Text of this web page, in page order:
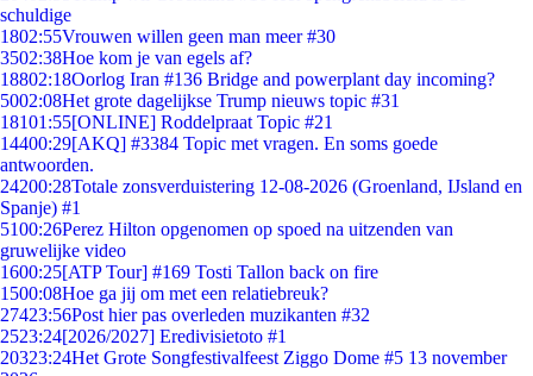
schuldige
1802:55Vrouwen willen geen man meer #30
3502:38Hoe kom je van egels af?
18802:18Oorlog Iran #136 Bridge and powerplant day incoming?
5002:08Het grote dagelijkse Trump nieuws topic #31
18101:55[ONLINE] Roddelpraat Topic #21
14400:29[AKQ] #3384 Topic met vragen. En soms goede
antwoorden.
24200:28Totale zonsverduistering 12-08-2026 (Groenland, IJsland en
Spanje) #1
5100:26Perez Hilton opgenomen op spoed na uitzenden van
gruwelijke video
1600:25[ATP Tour] #169 Tosti Tallon back on fire
1500:08Hoe ga jij om met een relatiebreuk?
27423:56Post hier pas overleden muzikanten #32
2523:24[2026/2027] Eredivisietoto #1
20323:24Het Grote Songfestivalfeest Ziggo Dome #5 13 november